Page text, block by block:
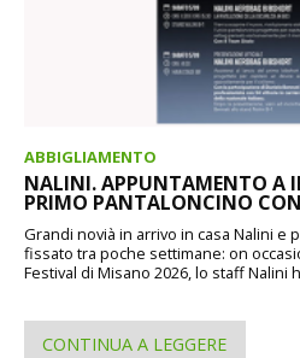
ABBIGLIAMENTO
NALINI. APPUNTAMENTO A
PRIMO PANTALONCINO
Grandi novià in arrivo in casa Nalini e
fissato tra poche settimane: on
Festival di Misano 2026, lo staff Nalini
CONTINUA A LEGGERE